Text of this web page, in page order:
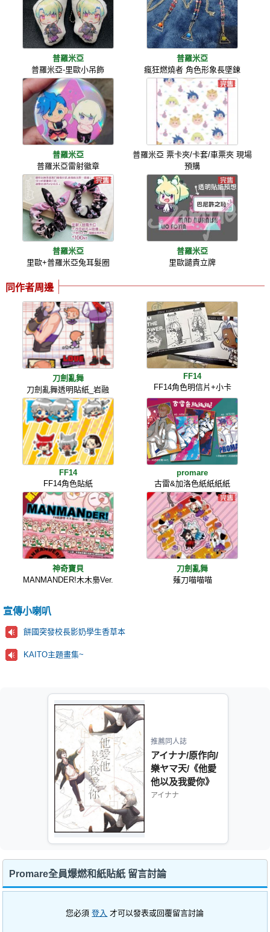
普羅米亞
普羅米亞-里歐小吊飾
普羅米亞
瘋狂燃燒者 角色形象長墜鍊
普羅米亞
普羅米亞雷射徽章
普羅米亞 票卡夾/卡套/車票夾 現場
預購
普羅米亞
里歐+普羅米亞兔耳髮圈
普羅米亞
里歐譴責立牌
同作者周邊
刀劍亂舞
刀劍亂舞透明貼紙_岩融
FF14
FF14角色明信片+小卡
FF14
FF14角色貼紙
promare
古雷&加洛色紙紙紙紙
神奇寶貝
MANMANDER!木木梟Ver.
刀劍亂舞
薙刀喵喵喵
宣傳小喇叭
餅國突發校長影奶學生香草本
KAITO主題畫集~
推薦同人誌
アイナナ/原作向/
樂ヤマ天/《他愛
他以及我愛你》
アイナナ
Promare全員爆燃和紙貼紙 留言討論
您必須登入 才可以發表或回覆留言討論